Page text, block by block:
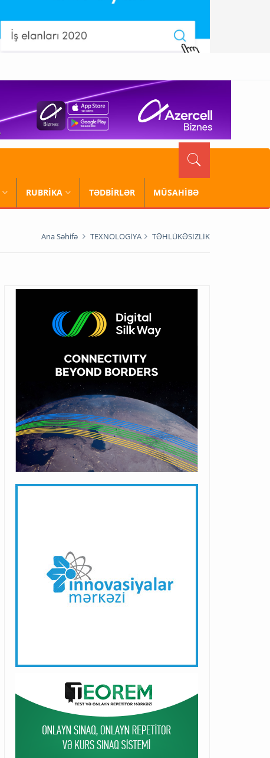
RUBRİKA TƏDBİRLƏR MÜSAHİBƏ
Ana Səhifə TEXNOLOGİYA TƏHLÜKƏSİZLİK